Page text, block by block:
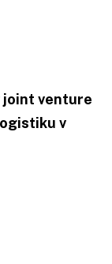
joint venture
v